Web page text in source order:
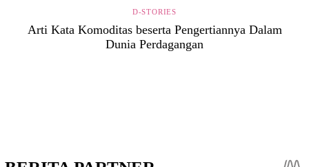
D-STORIES
Arti Kata Komoditas beserta Pengertiannya Dalam
Dunia Perdagangan